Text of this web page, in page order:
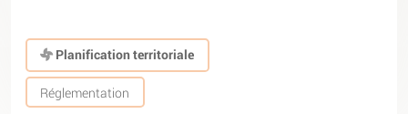
Planification territoriale
Réglementation